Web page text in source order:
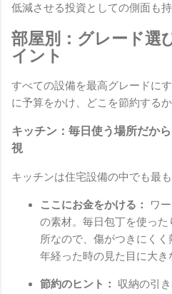
低減させる投資としての側面も持
部屋別：グレード選
イント
すべての設備を最高グレードに
に予算をかけ、どこを節約する
キッチン：毎日使う場所だか
視
キッチンは住宅設備の中でも最
ここにお金をかける：
ワ
の素材。毎日包丁を使っ
所なので、傷がつきにく
年経った時の見た目に大き
節約のヒント：
収納の引